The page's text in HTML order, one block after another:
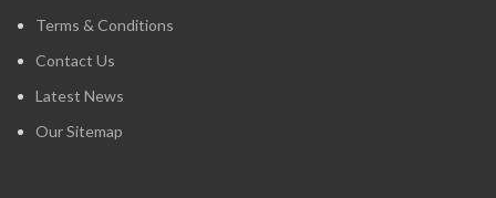
Terms & Conditions
Contact Us
Latest News
Our Sitemap